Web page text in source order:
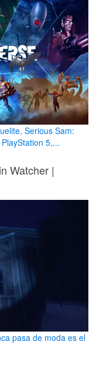
Serious Sam:
5,...
Watcher |
pasa de moda es el